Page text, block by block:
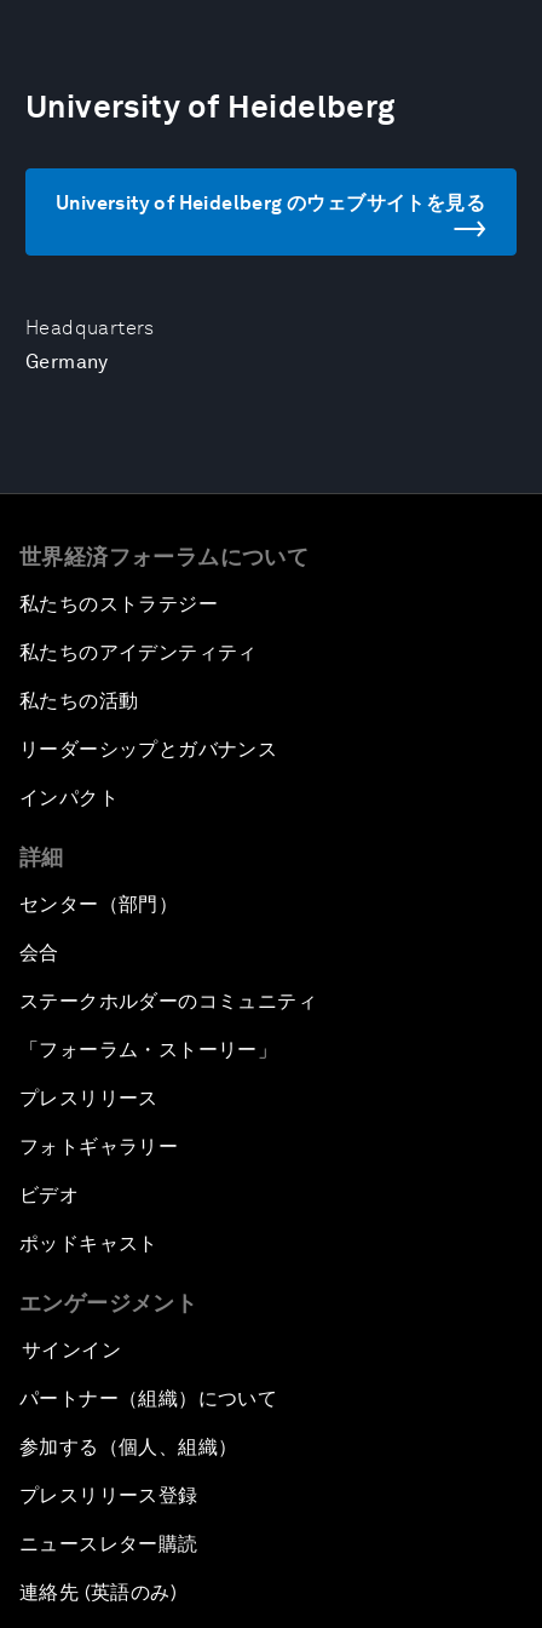
Headquarters
Germany
University of Heidelberg
University of Heidelberg のウェブサイトを見る
世界経済フォーラムについて
私たちのストラテジー
私たちのアイデンティティ
私たちの活動
リーダーシップとガバナンス
インパクト
詳細
センター（部門）
会合
ステークホルダーのコミュニティ
「フォーラム・ストーリー」
プレスリリース
フォトギャラリー
ビデオ
ポッドキャスト
エンゲージメント
サインイン
パートナー（組織）について
参加する（個人、組織）
プレスリリース登録
ニュースレター購読
連絡先 (英語のみ)